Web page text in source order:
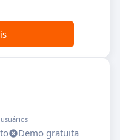
Demo gratuita